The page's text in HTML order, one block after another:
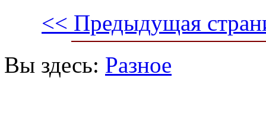
<< Предыдущая
Вы здесь: Разное